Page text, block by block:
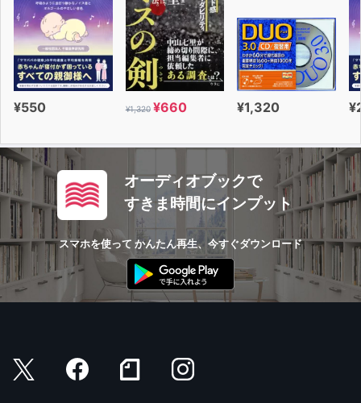
¥550 ¥1,320 ¥660 ¥1,320
オーディオブックで
すきま時間にインプット
スマホを使って かんたん再生、今すぐダウンロード